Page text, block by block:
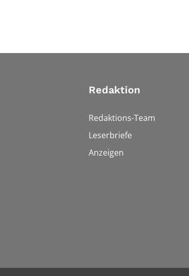
Redaktion
Redaktions-Team
Leserbriefe
Anzeigen